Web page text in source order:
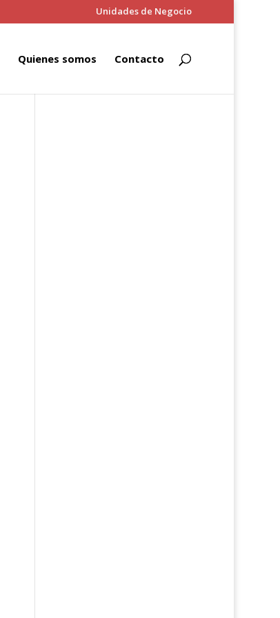
Unidades de Negocio
Quienes somos Contacto